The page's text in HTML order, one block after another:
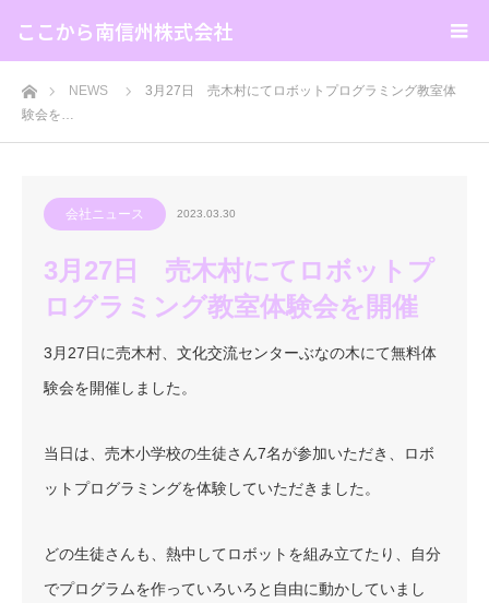
ここから南信州株式会社
ホームNEWS
3月27日 売木村にてロボットプログラミング教室体
験会を…
会社ニュース 2023.03.30
3月27日 売木村にてロボットプ
ログラミング教室体験会を開催
3月27日に売木村、文化交流センターぶなの木にて無料体
験会を開催しました。
当日は、売木小学校の生徒さん7名が参加いただき、ロボ
ットプログラミングを体験していただきました。
どの生徒さんも、熱中してロボットを組み立てたり、自分
でプログラムを作っていろいろと自由に動かしていまし